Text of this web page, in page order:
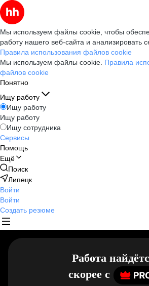
Мы используем файлы cookie, чтобы
работу нашего веб-сайта и анализировать
Правила использования файлов cookie
Мы используем файлы cookie. Правила
файлов cookie
Понятно
Ищу работу
Ищу работу
Ищу работу
Ищу сотрудника
Сервисы
Помощь
Ещё
Поиск
Липецк
Войти
Войти
Создать резюме
Работа
скорее c